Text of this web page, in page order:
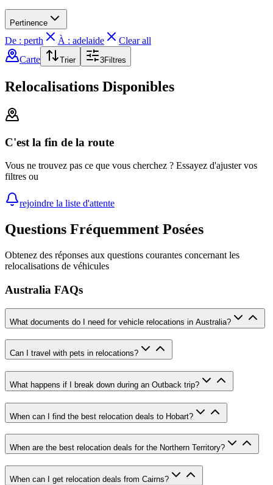
Pertinence
De : perth À : adelaide
Clear all
Carte
Trier 3Filtres
Relocalisations Disponibles
C'est la fin de la route
Vous ne trouvez pas ce que vous cherchez ? Essayez d'ajuster vos
filtres ou
rejoindre la liste d'attente
Questions Fréquemment Posées
Obtenez des réponses aux questions courantes concernant les
relocalisations de véhicules
Australia FAQs
What documents do I need for vehicle relocations in Australia?
Can I travel with pets in relocations?
What happens if I break down during an Outback trip?
When can I find the best relocation deals to Hobart?
When are the best relocation deals for the Northern Territory?
When can I get relocation deals from Cairns?